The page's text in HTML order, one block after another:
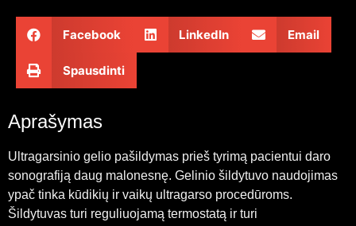
Facebook LinkedIn Email
Spausdinti
Aprašymas
Ultragarsinio gelio pašildymas prieš tyrimą pacientui daro
sonografiją daug malonesnę. Gelinio šildytuvo naudojimas
ypač tinka kūdikių ir vaikų ultragarso procedūroms.
Šildytuvas turi reguliuojamą termostatą ir turi